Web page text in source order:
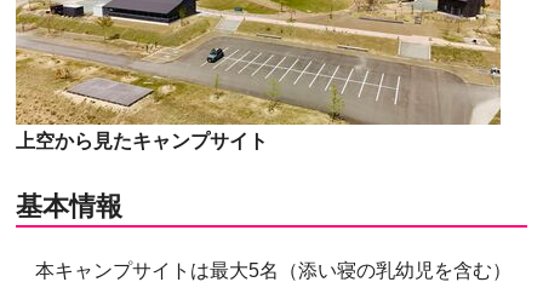
上空から見たキャンプサイト
基本情報
本キャンプサイトは最大5名（添い寝の乳幼児を含む）